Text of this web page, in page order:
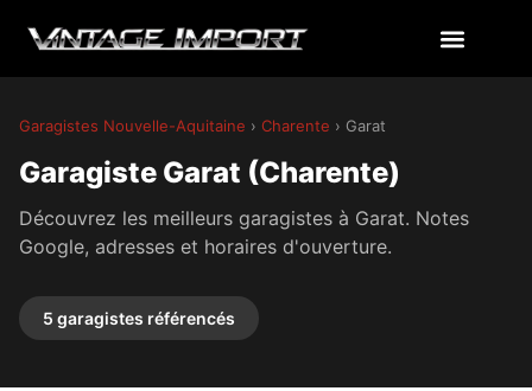
Garagistes Nouvelle-Aquitaine › Charente › Garat
Garagiste Garat (Charente)
Découvrez les meilleurs garagistes à Garat. Notes
Google, adresses et horaires d'ouverture.
5 garagistes référencés